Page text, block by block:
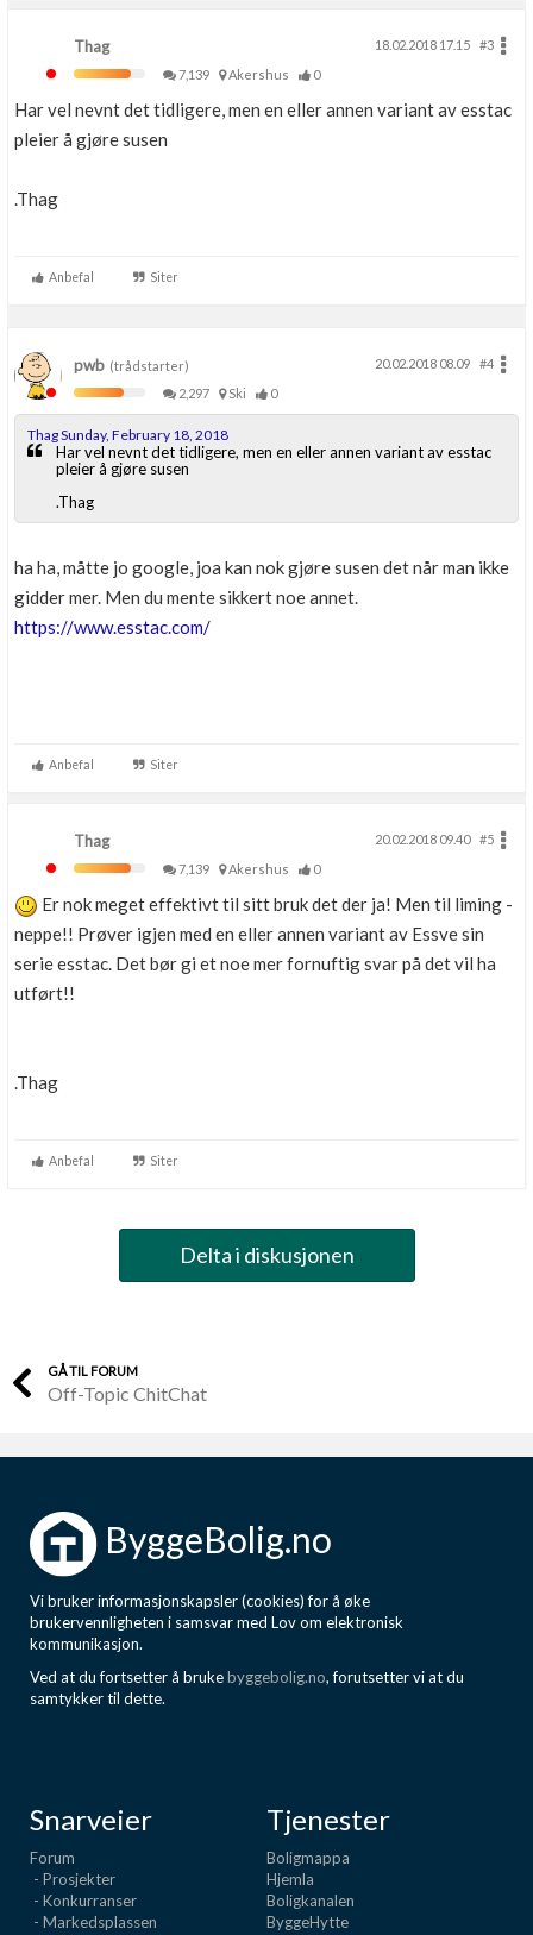
Thag 18.02.2018 17.15
#3
7,139
Akershus 0
Har vel nevnt det tidligere, men en eller annen variant av esstac
pleier å gjøre susen
.Thag
Anbefal Siter
pwb (trådstarter) 20.02.2018 08.09
#4
2,297
Ski 0
Thag Sunday, February 18, 2018
Har vel nevnt det tidligere, men en eller annen variant av esstac
pleier å gjøre susen
.Thag
ha ha, måtte jo google, joa kan nok gjøre susen det når man ikke
gidder mer. Men du mente sikkert noe annet.
https://www.esstac.com/
Anbefal Siter
Thag 20.02.2018 09.40
#5
7,139
Akershus 0
Er nok meget effektivt til sitt bruk det der ja! Men til liming -
neppe!! Prøver igjen med en eller annen variant av Essve sin
serie esstac. Det bør gi et noe mer fornuftig svar på det vil ha
utført!!
.Thag
Anbefal Siter
Delta i diskusjonen
GÅ TIL FORUM
Off-Topic ChitChat
ByggeBolig.no
Vi bruker informasjonskapsler (cookies) for å øke
brukervennligheten i samsvar med Lov om elektronisk
kommunikasjon.
Ved at du fortsetter å brukebyggebolig.no, forutsetter vi at du
samtykker til dette.
Snarveier
Forum
- Prosjekter
- Konkurranser
- Markedsplassen
Tjenester
Boligmappa
Hjemla
Boligkanalen
ByggeHytte